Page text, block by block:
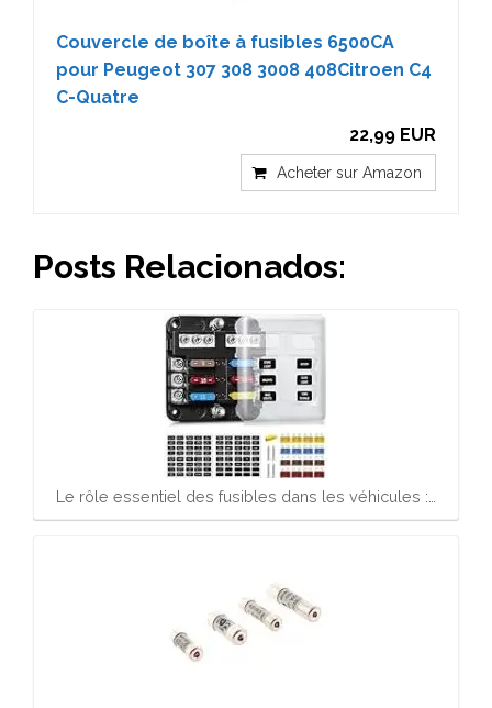
Couvercle de boîte à fusibles 6500CA
pour Peugeot 307 308 3008 408Citroen C4
C-Quatre
22,99 EUR
Acheter sur Amazon
Posts Relacionados:
Le rôle essentiel des fusibles dans les véhicules :…